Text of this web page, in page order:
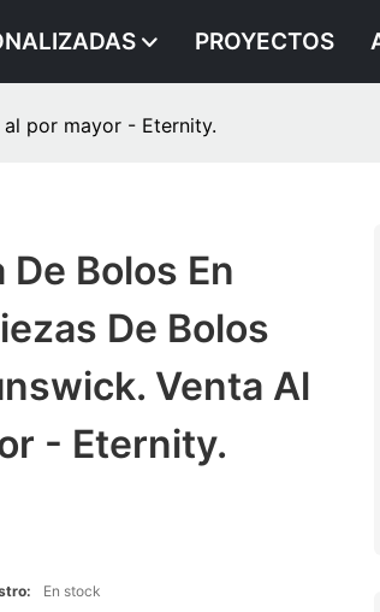
PROYECTOS
por mayor - Eternity.
De Bolos En
De Bolos
Venta Al
- Eternity.
En stock